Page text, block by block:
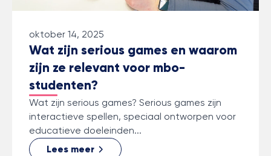
oktober 14, 2025
Wat zijn serious games en waarom
zijn ze relevant voor mbo-
studenten?
Wat zijn serious games? Serious games zijn
interactieve spellen, speciaal ontworpen voor
educatieve doeleinden...
Lees meer